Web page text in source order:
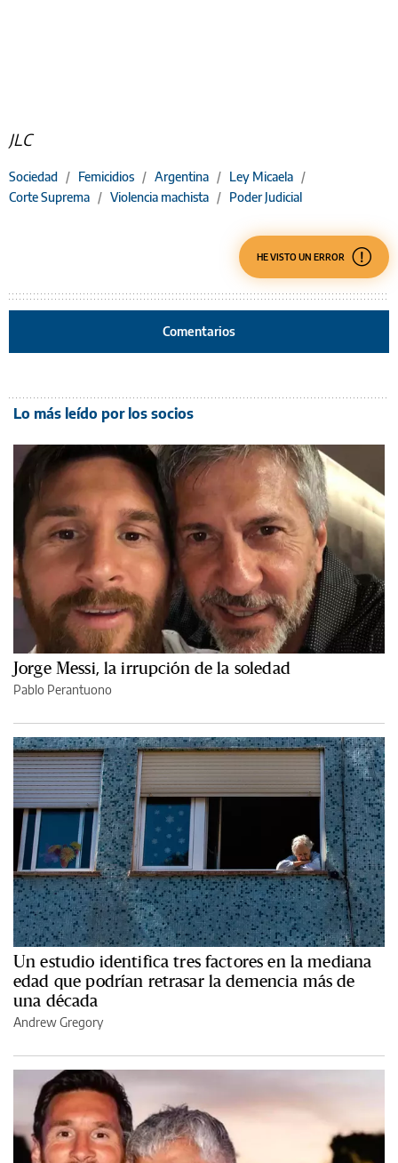
JLC
Sociedad / Femicidios / Argentina / Ley Micaela /
Corte Suprema / Violencia machista / Poder Judicial
HE VISTO UN ERROR
Comentarios
Lo más leído por los socios
Jorge Messi, la irrupción de la soledad
Pablo Perantuono
Un estudio identifica tres factores en la mediana
edad que podrían retrasar la demencia más de
una década
Andrew Gregory